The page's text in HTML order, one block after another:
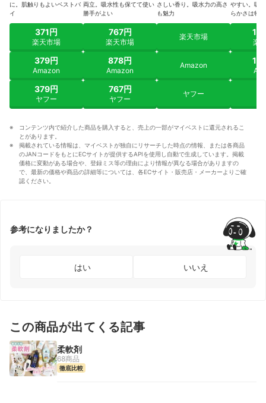
に。肌触りもよいベストバ
イ
371円
楽天市場
379円
Amazon
379円
ヤフー
両立。吸水性も保てて使い
勝手がよい
767円
楽天市場
878円
Amazon
767円
ヤフー
さしい香り。吸水力の高さ
も魅力
楽天市場
Amazon
ヤフー
やすい。吸
らかさは物
楽
コンテンツ内で紹介した商品を購入すると、売上の一部がマイベストに還元されるこ
とがあります。
掲載されている情報は、マイベストが独自にリサーチした時点の情報、または各商品
のJANコードをもとにECサイトが提供するAPIを使用し自動で生成しています。掲載
価格に変動がある場合や、登録ミス等の理由により情報が異なる場合がありますの
で、最新の価格や商品の詳細等については、各ECサイト・販売店・メーカーよりご確
認ください。
参考になりましたか？
はい いいえ
この商品が出てくる記事
柔軟剤
68商品
徹底比較